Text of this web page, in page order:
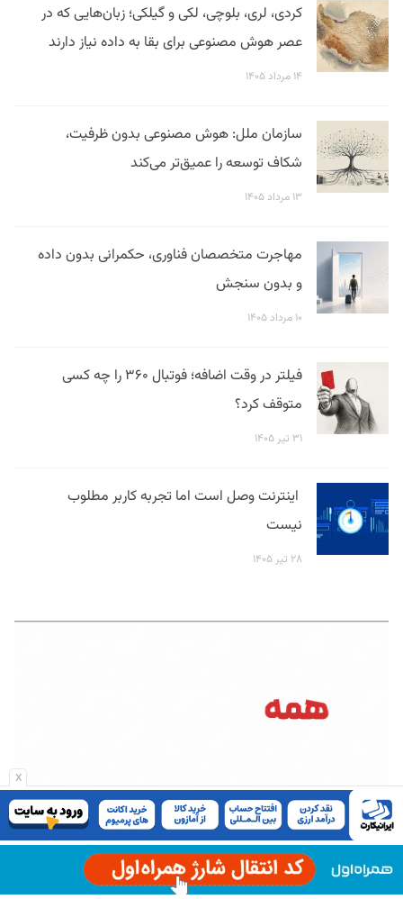
x
کردی، لری، بلوچی، لکی و گیلکی؛ زبان‌هایی که در
عصر هوش مصنوعی برای بقا به داده نیاز دارند
۱۴ مرداد ۱۴۰۵
سازمان ملل: هوش مصنوعی بدون ظرفیت،
شکاف توسعه را عمیق‌تر می‌کند
۱۳ مرداد ۱۴۰۵
مهاجرت متخصصان فناوری، حکمرانی بدون داده
و بدون سنجش
۱۰ مرداد ۱۴۰۵
فیلتر در وقت اضافه؛ فوتبال ۳۶۰ را چه کسی
متوقف کرد؟
۳۱ تیر ۱۴۰۵
اینترنت وصل است اما تجربه کاربر مطلوب
نیست
۲۸ تیر ۱۴۰۵